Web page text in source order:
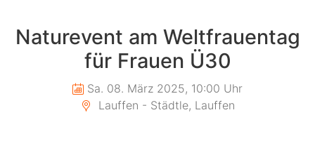
Naturevent am Weltfrauentag
für Frauen Ü30
Sa. 08. März 2025, 10:00 Uhr
Lauffen - Städtle, Lauffen